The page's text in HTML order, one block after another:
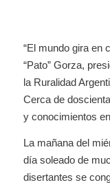
“El mundo gira en
“Pato” Gorza,
la Ruralidad
Cerca de
y conocimientos
La mañana del
día soleado de
disertantes se